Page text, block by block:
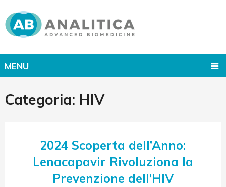
MENU
Categoria: HIV
2024 Scoperta dell’Anno:
Lenacapavir Rivoluziona la
Prevenzione dell’HIV